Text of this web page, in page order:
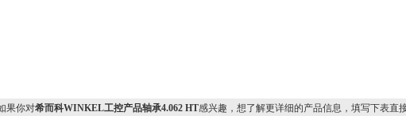
你对希而科WINKEL工控产品轴承4.062 HT感兴趣，想了解更详细的产品信息，填写下表直